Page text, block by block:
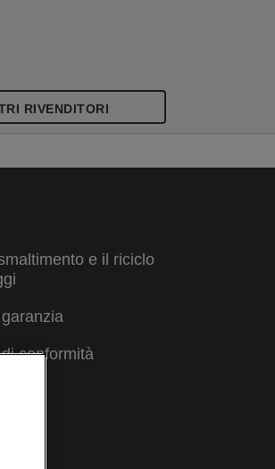
RIVENDITORI
e il riciclo
conformità